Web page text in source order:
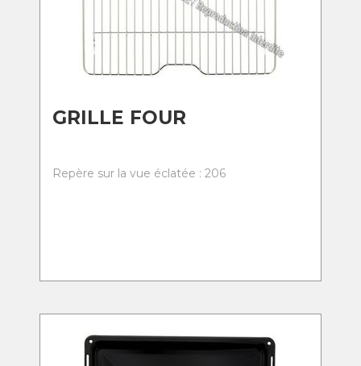
GRILLE FOUR
Repère sur la vue éclatée : 206